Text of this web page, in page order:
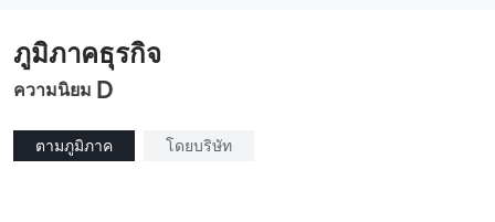
ภูมิภาคธุรกิจ
ความนิยม D
ตามภูมิภาค โดยบริษัท